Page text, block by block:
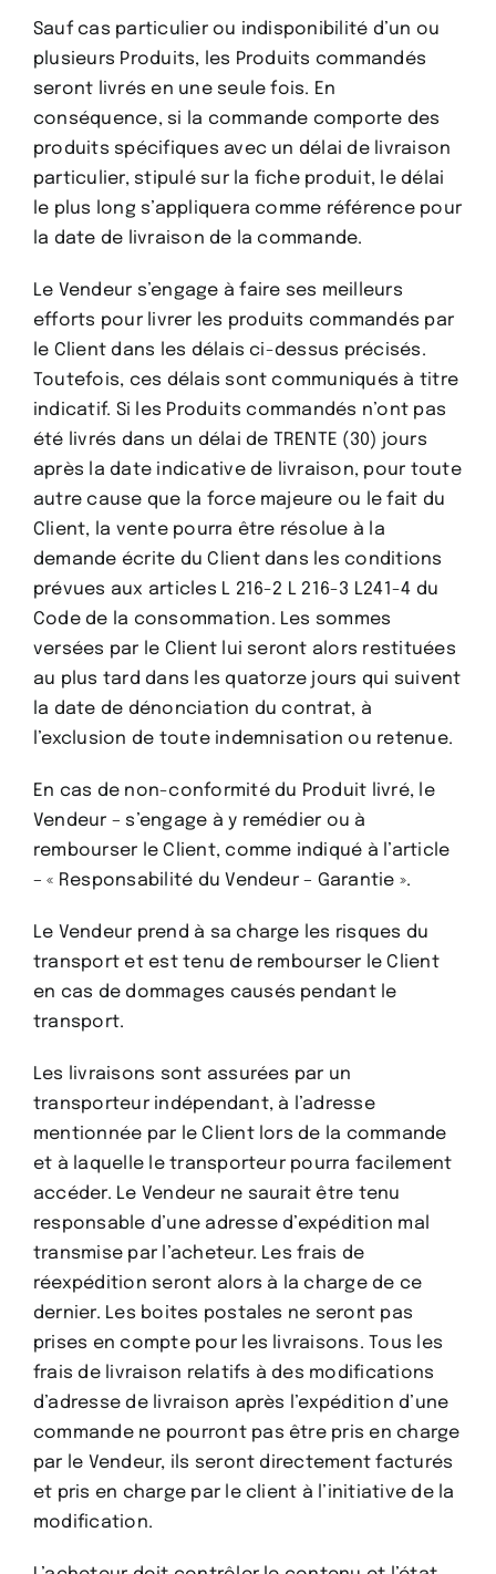
Sauf cas particulier ou indisponibilité d’un ou
plusieurs Produits, les Produits commandés
seront livrés en une seule fois. En
conséquence, si la commande comporte des
produits spécifiques avec un délai de livraison
particulier, stipulé sur la fiche produit, le délai
le plus long s’appliquera comme référence pour
la date de livraison de la commande.
Le Vendeur s’engage à faire ses meilleurs
efforts pour livrer les produits commandés par
le Client dans les délais ci-dessus précisés.
Toutefois, ces délais sont communiqués à titre
indicatif. Si les Produits commandés n’ont pas
été livrés dans un délai de TRENTE (30) jours
après la date indicative de livraison, pour toute
autre cause que la force majeure ou le fait du
Client, la vente pourra être résolue à la
demande écrite du Client dans les conditions
prévues aux articles L 216-2 L 216-3 L241-4 du
Code de la consommation. Les sommes
versées par le Client lui seront alors restituées
au plus tard dans les quatorze jours qui suivent
la date de dénonciation du contrat, à
l’exclusion de toute indemnisation ou retenue.
En cas de non-conformité du Produit livré, le
Vendeur – s’engage à y remédier ou à
rembourser le Client, comme indiqué à l’article
– « Responsabilité du Vendeur – Garantie ».
Le Vendeur prend à sa charge les risques du
transport et est tenu de rembourser le Client
en cas de dommages causés pendant le
transport.
Les livraisons sont assurées par un
transporteur indépendant, à l’adresse
mentionnée par le Client lors de la commande
et à laquelle le transporteur pourra facilement
accéder. Le Vendeur ne saurait être tenu
responsable d’une adresse d’expédition mal
transmise par l’acheteur. Les frais de
réexpédition seront alors à la charge de ce
dernier. Les boites postales ne seront pas
prises en compte pour les livraisons. Tous les
frais de livraison relatifs à des modifications
d’adresse de livraison après l’expédition d’une
commande ne pourront pas être pris en charge
par le Vendeur, ils seront directement facturés
et pris en charge par le client à l’initiative de la
modification.